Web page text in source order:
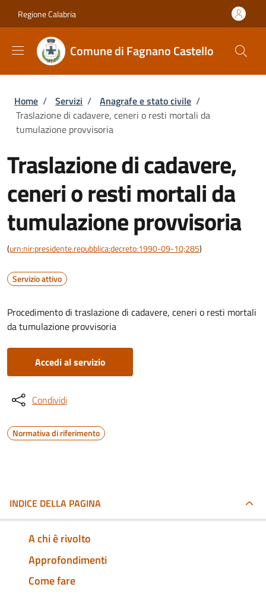
Regione Calabria
Comune di Fagnano Castello
Briciole di pane
Home / Servizi / Anagrafe e stato civile /
Traslazione di cadavere, ceneri o resti mortali da
tumulazione provvisoria
Traslazione di cadavere,
ceneri o resti mortali da
tumulazione provvisoria
(urn:nir:presidente.repubblica:decreto:1990-09-10;285)
Servizio attivo
Procedimento di traslazione di cadavere, ceneri o resti mortali
da tumulazione provvisoria
Accedi al servizio
Condividi
Normativa di riferimento
INDICE DELLA PAGINA
A chi è rivolto
Approfondimenti
Come fare